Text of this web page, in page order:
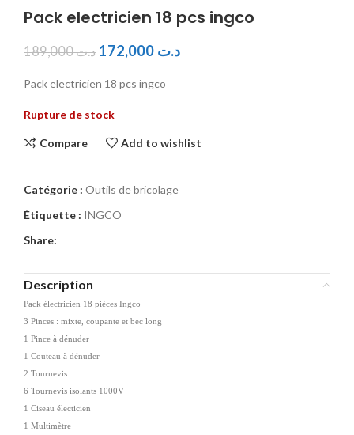
Pack electricien 18 pcs ingco
د.ت189,000 د.ت
Pack electricien 18 pcs ingco
Rupture de stock
Compare Add to wishlist
Catégorie : Outils de bricolage
Étiquette : INGCO
Share:
Description
Pack électricien 18 pièces Ingco
3 Pinces : mixte, coupante et bec long
1 Pince à dénuder
1 Couteau à dénuder
2 Tournevis
6 Tournevis isolants 1000V
1 Ciseau électicien
1 Multimètre